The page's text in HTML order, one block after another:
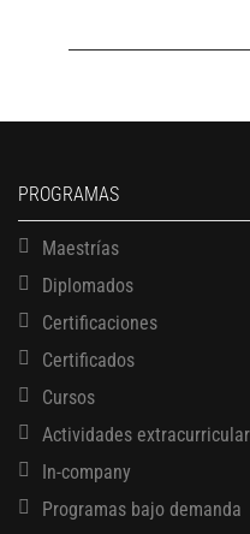
PROGRAMAS
Maestrías
Diplomados
Certificaciones
Certificados
Cursos
Actividades
In-company
Programas bajo demanda